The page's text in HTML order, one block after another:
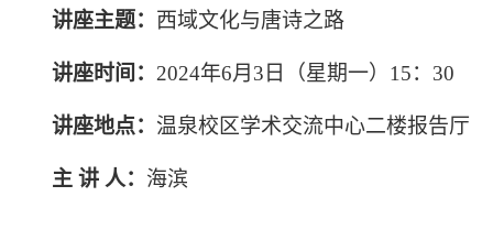
讲座主题： 西域文化与唐诗之路
讲座时间： 2024年6月3日（星期一） 15：30
讲座地点： 温泉校区学术交流中心二楼报告厅
主 讲 人： 海滨